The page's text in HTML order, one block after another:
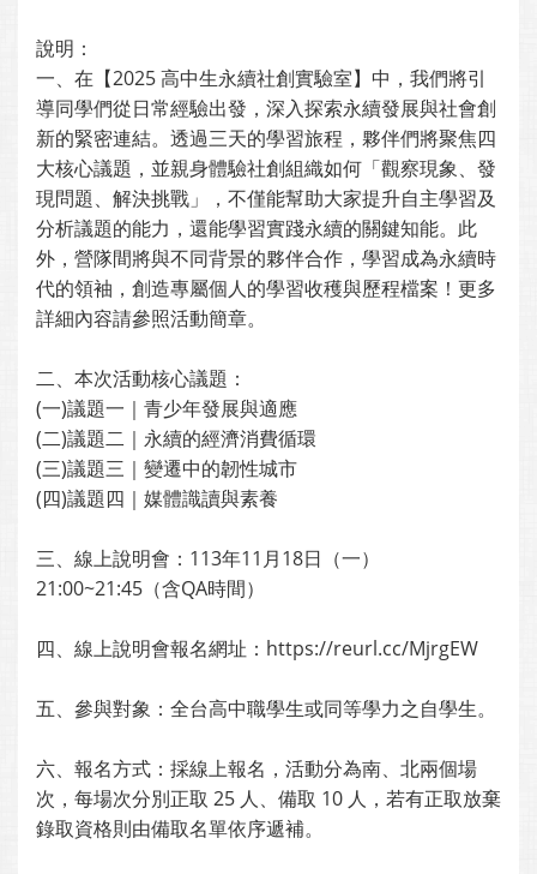
說明：
一、在【2025 高中生永續社創實驗室】中，我們將引
導同學們從日常經驗出發，深入探索永續發展與社會創
新的緊密連結。透過三天的學習旅程，夥伴們將聚焦四
大核心議題，並親身體驗社創組織如何「觀察現象、發
現問題、解決挑戰」，不僅能幫助大家提升自主學習及
分析議題的能力，還能學習實踐永續的關鍵知能。此
外，營隊間將與不同背景的夥伴合作，學習成為永續時
代的領袖，創造專屬個人的學習收穫與歷程檔案！更多
詳細內容請參照活動簡章。
二、本次活動核心議題：
(一)議題一｜青少年發展與適應
(二)議題二｜永續的經濟消費循環
(三)議題三｜變遷中的韌性城市
(四)議題四｜媒體識讀與素養
三、線上說明會：113年11月18日（一）
21:00~21:45（含QA時間）
四、線上說明會報名網址：https://reurl.cc/MjrgEW
五、參與對象：全台高中職學生或同等學力之自學生。
六、報名方式：採線上報名，活動分為南、北兩個場
次，每場次分別正取 25 人、備取 10 人，若有正取放棄
錄取資格則由備取名單依序遞補。